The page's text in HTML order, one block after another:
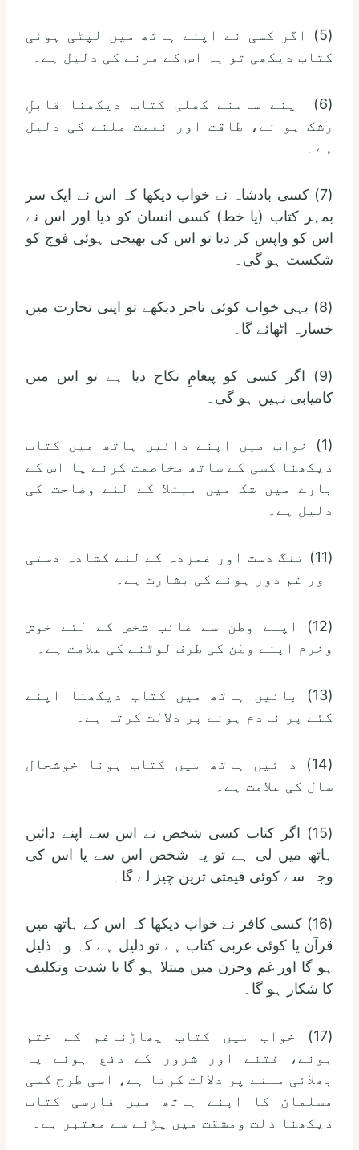
(5) اگر کسی نے اپنے ہاتھ میں لپٹی ہوئی
کتاب دیکھی تو یہ اس کے مرنے کی دلیل ہے۔
(6) اپنے سامنے کھلی کتاب دیکھنا قابلِ
رشک ہو نے، طاقت اور نعمت ملنے کی دلیل
ہے۔
(7) کسی بادشاہ نے خواب دیکھا کہ اس نے ایک سر
بمہر کتاب (یا خط) کسی انسان کو دیا اور اس نے
اس کو واپس کر دیا تو اس کی بھیجی ہوئی فوج کو
شکست ہو گی۔
(8) یہی خواب کوئی تاجر دیکھے تو اپنی تجارت میں
خسارہ اٹھائے گا۔
(9) اگر کسی کو پیغامِ نکاح دیا ہے تو اس میں
کامیابی نہیں ہو گی۔
(1) خواب میں اپنے دائیں ہاتھ میں کتاب
دیکھنا کسی کے ساتھ مخاصمت کرنے یا اس کے
بارے میں شک میں مبتلا کے لئے وضاحت کی
دلیل ہے۔
(11) تنگ دست اور غمزدہ کے لئے کشادہ دستی
اور غم دور ہونے کی بشارت ہے۔
(12) اپنے وطن سے غائب شخص کے لئے خوش
وخرم اپنے وطن کی طرف لوٹنے کی علامت ہے۔
(13) بائیں ہاتھ میں کتاب دیکھنا اپنے
کئے پر نادم ہونے پر دلالت کرتا ہے۔
(14) دائیں ہاتھ میں کتاب ہونا خوشحال
سال کی علامت ہے۔
(15) اگر کتاب کسی شخص نے اس سے اپنے دائیں
ہاتھ میں لی ہے تو یہ شخص اس سے یا اس کی
وجہ سے کوئی قیمتی ترین چیز لے گا۔
(16) کسی کافر نے خواب دیکھا کہ اس کے ہاتھ میں
قرآن یا کوئی عربی کتاب ہے تو دلیل ہے کہ وہ ذلیل
ہو گا اور غم وحزن میں مبتلا ہو گا یا شدت وتکلیف
کا شکار ہو گا۔
(17) خواب میں کتاب پھاڑناغم کے ختم
ہونے، فتنے اور شرور کے دفع ہونے یا
بھلائی ملنے پر دلالت کرتا ہے، اسی طرح کسی
مسلمان کا اپنے ہاتھ میں فارسی کتاب
دیکھنا ذلت ومشقت میں پڑنے سے معتبر ہے۔